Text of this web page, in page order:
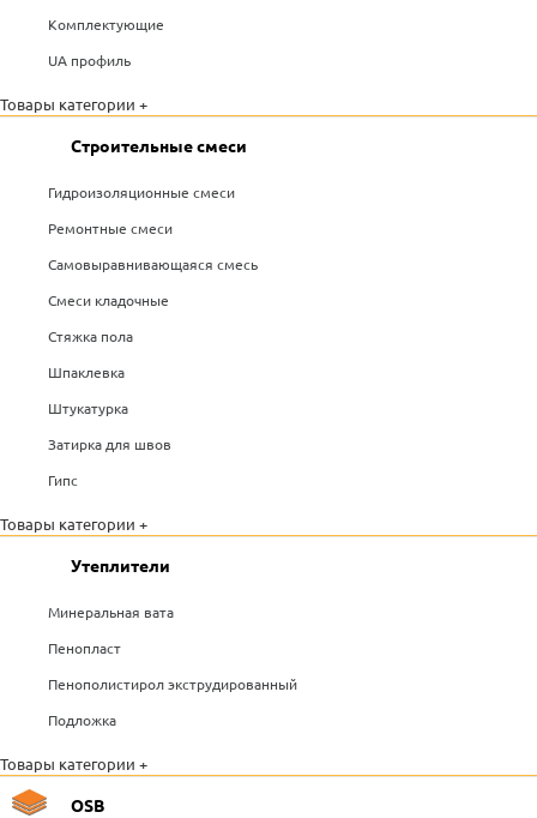
Комплектующие
UA профиль
Товары категории +
Строительные смеси
Гидроизоляционные смеси
Ремонтные смеси
Самовыравнивающаяся смесь
Смеси кладочные
Стяжка пола
Шпаклевка
Штукатурка
Затирка для швов
Гипс
Товары категории +
Утеплители
Минеральная вата
Пенопласт
Пенополистирол экструдированный
Подложка
Товары категории +
OSB